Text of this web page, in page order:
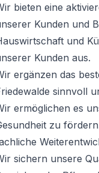
bieten eine
Kunden und
und
Kunden aus.
ergänzen das
sinnvoll
ermöglichen es
zu
sichern unsere